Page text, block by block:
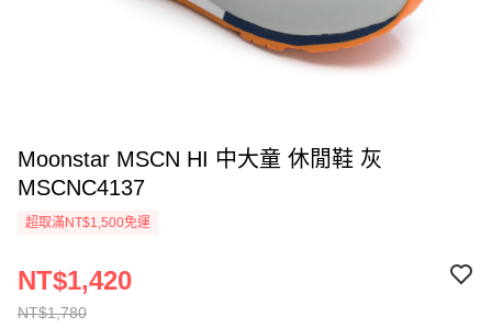
Moonstar MSCN HI 中大童 休閒鞋 灰
MSCNC4137
超取滿NT$1,500免運
NT$1,780
NT$1,420